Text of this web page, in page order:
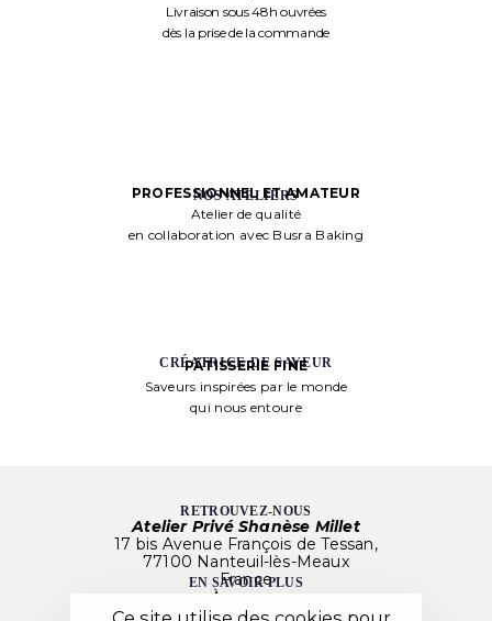
Livraison sous 48h ouvrées
dès la prise de la commande
NOS ATELIERS
PROFESSIONNEL ET AMATEUR
Atelier de qualité
en collaboration avec Busra Baking
CRÉATRICE DE SAVEUR
PÂTISSERIE FINE
Saveurs inspirées par le monde
qui nous entoure
RETROUVEZ-NOUS
Atelier Privé Shanèse Millet
17 bis Avenue François de Tessan,
77100 Nanteuil-lès-Meaux
France
EN SAVOIR PLUS
À propos
Nos créations